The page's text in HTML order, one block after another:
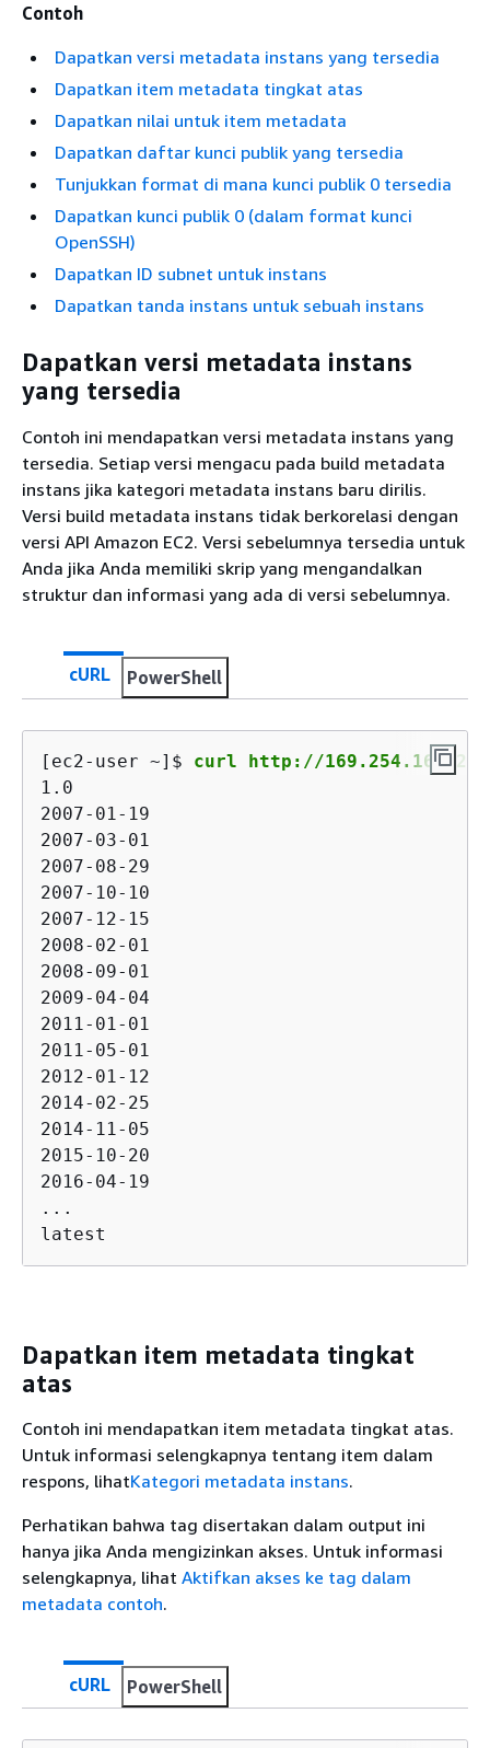
Contoh
Dapatkan versi metadata instans yang tersedia
Dapatkan item metadata tingkat atas
Dapatkan nilai untuk item metadata
Dapatkan daftar kunci publik yang tersedia
Tunjukkan format di mana kunci publik 0 tersedia
Dapatkan kunci publik 0 (dalam format kunci
OpenSSH)
Dapatkan ID subnet untuk instans
Dapatkan tanda instans untuk sebuah instans
Dapatkan versi metadata instans
yang tersedia
Contoh ini mendapatkan versi metadata instans yang
tersedia. Setiap versi mengacu pada build metadata
instans jika kategori metadata instans baru dirilis.
Versi build metadata instans tidak berkorelasi dengan
versi API Amazon EC2. Versi sebelumnya tersedia untuk
Anda jika Anda memiliki skrip yang mengandalkan
struktur dan informasi yang ada di versi sebelumnya.
cURL PowerShell
[ec2-user ~]$ curl http://
1.0
2007-01-19
2007-03-01
2007-08-29
2007-10-10
2007-12-15
2008-02-01
2008-09-01
2009-04-04
2011-01-01
2011-05-01
2012-01-12
2014-02-25
2014-11-05
2015-10-20
2016-04-19
...
latest
Dapatkan item metadata tingkat
atas
Contoh ini mendapatkan item metadata tingkat atas.
Untuk informasi selengkapnya tentang item dalam
respons, lihatKategori metadata instans.
Perhatikan bahwa tag disertakan dalam output ini
hanya jika Anda mengizinkan akses. Untuk informasi
selengkapnya, lihat Aktifkan akses ke tag dalam
metadata contoh.
cURL PowerShell